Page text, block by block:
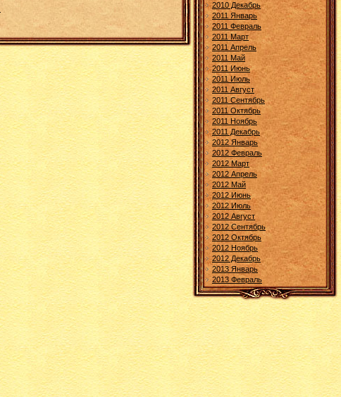
2010 Декабрь
2011 Январь
2011 Февраль
2011 Март
2011 Апрель
2011 Май
2011 Июнь
2011 Июль
2011 Август
2011 Сентябрь
2011 Октябрь
2011 Ноябрь
2011 Декабрь
2012 Январь
2012 Февраль
2012 Март
2012 Апрель
2012 Май
2012 Июнь
2012 Июль
2012 Август
2012 Сентябрь
2012 Октябрь
2012 Ноябрь
2012 Декабрь
2013 Январь
2013 Февраль